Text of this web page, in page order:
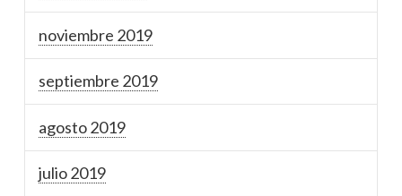
noviembre 2019
septiembre 2019
agosto 2019
julio 2019